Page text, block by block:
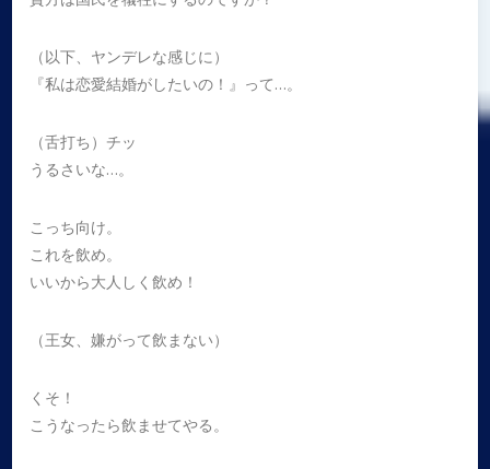
（以下、ヤンデレな感じに）
『私は恋愛結婚がしたいの！』って…。
（舌打ち）チッ
うるさいな…。
こっち向け。
これを飲め。
いいから大人しく飲め！
（王女、嫌がって飲まない）
くそ！
こうなったら飲ませてやる。